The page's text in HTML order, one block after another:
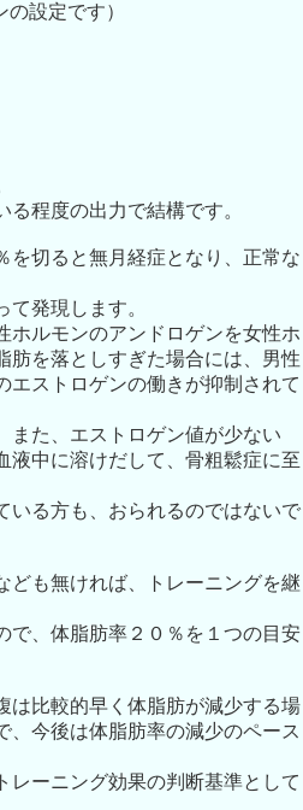
設定です）
程度の出力で結構です。
を切ると無月経症となり、正常な
発現します。
ホルモンのアンドロゲンを女性ホ
肪を落としすぎた場合には、男性
エストロゲンの働きが抑制されて
また、エストロゲン値が少ない
液中に溶けだして、骨粗鬆症に至
いる方も、おられるのではないで
ども無ければ、トレーニングを継
で、体脂肪率２０％を１つの目安
は比較的早く体脂肪が減少する場
、今後は体脂肪率の減少のペース
レーニング効果の判断基準として